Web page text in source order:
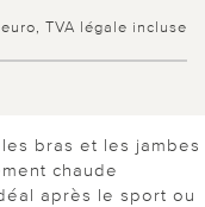
TVA légale incluse
bras et les jambes
chaude
après le sport ou